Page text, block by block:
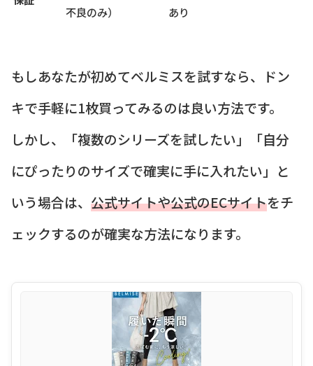
不良のみ）
あり
もしあなたが初めてベルミスを試すなら、ドン
キで手軽に1枚買ってみるのは良い方法です。
しかし、「複数のシリーズを試したい」「自分
にぴったりのサイズで確実に手に入れたい」と
いう場合は、 公式サイトや公式のECサイトをチ
ェックするのが確実な方法になります。